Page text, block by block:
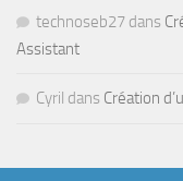
technoseb27 dans
Assistant
Cyril dans Création